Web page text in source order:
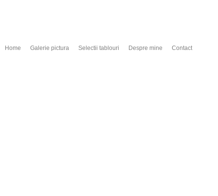
Home Galerie pictura Selectii tablouri Despre mine Contact